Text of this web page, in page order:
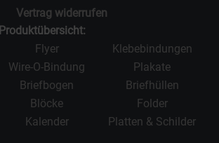
Vertrag widerrufen
Produktübersicht:
Flyer
Klebebindungen
Wire-O-Bindung
Plakate
Briefbogen
Briefhüllen
Blöcke
Folder
Kalender
Platten & Schilder